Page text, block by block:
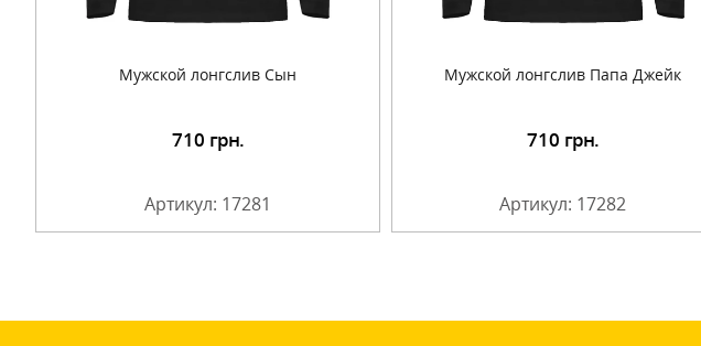
Мужской лонгслив Сын
710 грн.
Артикул: 17281
Мужской лонгслив Папа Джейк
Подробнее 710 грн.
Артикул: 17282
Подробнее